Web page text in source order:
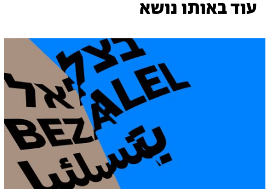
עוד באותו נושא